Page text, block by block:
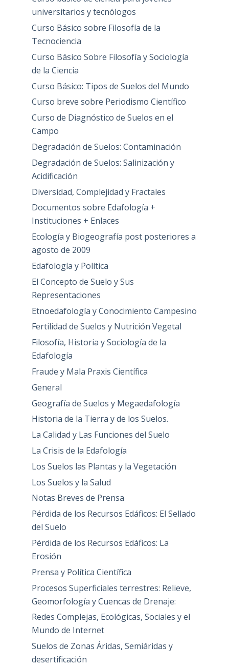
universitarios y tecnólogos
Curso Básico sobre Filosofía de la
Tecnociencia
Curso Básico Sobre Filosofía y Sociología
de la Ciencia
Curso Básico: Tipos de Suelos del Mundo
Curso breve sobre Periodismo Científico
Curso de Diagnóstico de Suelos en el
Campo
Degradación de Suelos: Contaminación
Degradación de Suelos: Salinización y
Acidificación
Diversidad, Complejidad y Fractales
Documentos sobre Edafología +
Instituciones + Enlaces
Ecología y Biogeografía post posteriores a
agosto de 2009
Edafología y Política
El Concepto de Suelo y Sus
Representaciones
Etnoedafología y Conocimiento Campesino
Fertilidad de Suelos y Nutrición Vegetal
Filosofía, Historia y Sociología de la
Edafología
Fraude y Mala Praxis Científica
General
Geografía de Suelos y Megaedafología
Historia de la Tierra y de los Suelos.
La Calidad y Las Funciones del Suelo
La Crisis de la Edafología
Los Suelos las Plantas y la Vegetación
Los Suelos y la Salud
Notas Breves de Prensa
Pérdida de los Recursos Edáficos: El Sellado
del Suelo
Pérdida de los Recursos Edáficos: La
Erosión
Prensa y Política Científica
Procesos Superficiales terrestres: Relieve,
Geomorfología y Cuencas de Drenaje:
Redes Complejas, Ecológicas, Sociales y el
Mundo de Internet
Suelos de Zonas Áridas, Semiáridas y
desertificación